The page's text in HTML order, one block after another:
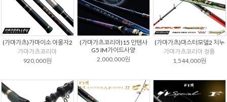
(가마가츠)가마이소 아몽자2
가마가츠코리아
920,000원
(가마가츠코리아)15 인텐샤
G5 IM가이드사양
2,000,000원
(가마가츠)마스터모델2 치누
가마가츠코리아 정품
1,544,000원